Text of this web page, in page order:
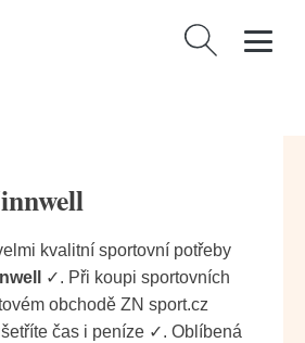
Vyhledávání
kvalitní sportovní potřeby
✓. Při koupi sportovních
obchodě ZN sport.cz
čas i peníze ✓. Oblíbená